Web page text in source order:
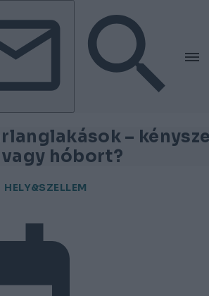
–
vagy hóbort?
HELY&SZELLEM